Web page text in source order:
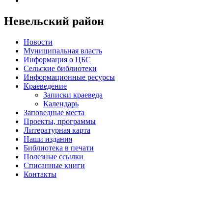
Невельский район
Новости
Муниципальная власть
Информация о ЦБС
Сельские библиотеки
Информационные ресурсы
Краеведение
Записки краеведа
Календарь
Заповедные места
Проекты, программы
Литературная карта
Наши издания
Библиотека в печати
Полезные ссылки
Списанные книги
Контакты